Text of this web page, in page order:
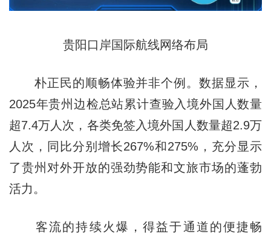
贵阳口岸国际航线网络布局
朴正民的顺畅体验并非个例。数据显示，
2025年贵州边检总站累计查验入境外国人数量
超7.4万人次，各类免签入境外国人数量超2.9万
人次，同比分别增长267%和275%，充分显示
了贵州对外开放的强劲势能和文旅市场的蓬勃
活力。
客流的持续火爆，得益于通道的便捷畅